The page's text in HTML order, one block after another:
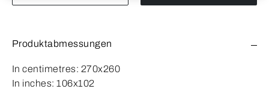
Produktabmessungen
In centimetres: 270x260
In inches:106x102